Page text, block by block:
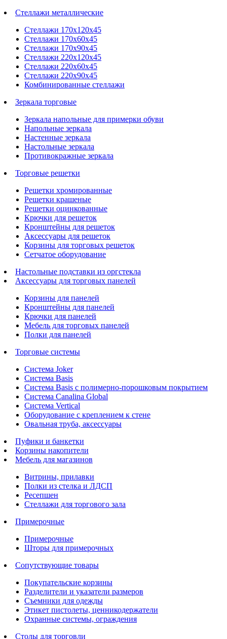
Стеллажи металлические
Стеллажи 170х120х45
Стеллажи 170х60х45
Стеллажи 170х90х45
Стеллажи 220х120х45
Стеллажи 220х60х45
Стеллажи 220х90х45
Комбинированные стеллажи
Зеркала торговые
Зеркала напольные для примерки обуви
Напольные зеркала
Настенные зеркала
Настольные зеркала
Противокражные зеркала
Торговые решетки
Решетки хромированные
Решетки крашеные
Решетки оцинкованные
Крючки для решеток
Кронштейны для решеток
Аксессуары для решеток
Корзины для торговых решеток
Сетчатое оборудование
Настольные подставки из оргстекла
Аксессуары для торговых панелей
Корзины для панелей
Кронштейны для панелей
Крючки для панелей
Мебель для торговых панелей
Полки для панелей
Торговые системы
Система Joker
Система Basis
Система Basis с полимерно-порошковым покрытием
Система Canalina Global
Система Vertical
Оборудование с креплением к стене
Овальная труба, аксессуары
Пуфики и банкетки
Корзины накопители
Мебель для магазинов
Витрины, прилавки
Полки из стелка и ЛДСП
Ресепшен
Стеллажи для торгового зала
Примерочные
Примерочные
Шторы для примерочных
Сопутствующие товары
Покупательские корзины
Разделители и указатели размеров
Съемники для одежды
Этикет пистолеты, ценникодержатели
Охранные системы, ограждения
Столы для торговли